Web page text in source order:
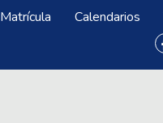
Matrícula Calendarios